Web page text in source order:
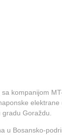
sa kompanijom
elektrane
Goraždu.
u Bosansko-